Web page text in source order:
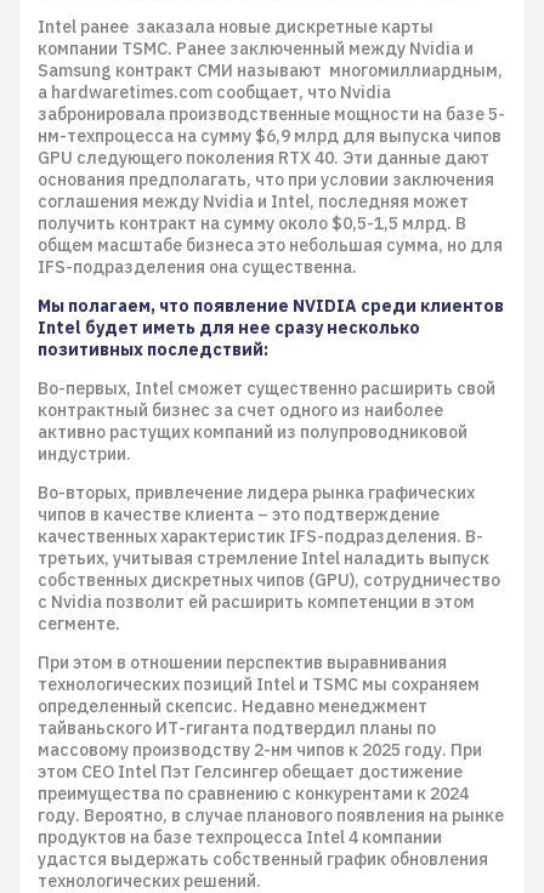
Intel ранее заказала новые дискретные карты
компании TSMC. Ранее заключенный между Nvidia и
Samsung контракт СМИ называют многомиллиардным,
а hardwaretimes.com сообщает, что Nvidia
забронировала производственные мощности на базе 5-
нм-техпроцесса на сумму $6,9 млрд для выпуска чипов
GPU следующего поколения RTX 40. Эти данные дают
основания предполагать, что при условии заключения
соглашения между Nvidia и Intel, последняя может
получить контракт на сумму около $0,5-1,5 млрд. В
общем масштабе бизнеса это небольшая сумма, но для
IFS-подразделения она существенна.
Мы полагаем, что появление NVIDIA среди клиентов
Intel будет иметь для нее сразу несколько
позитивных последствий:
Во-первых, Intel сможет существенно расширить свой
контрактный бизнес за счет одного из наиболее
активно растущих компаний из полупроводниковой
индустрии.
Во-вторых, привлечение лидера рынка графических
чипов в качестве клиента – это подтверждение
качественных характеристик IFS-подразделения. В-
третьих, учитывая стремление Intel наладить выпуск
собственных дискретных чипов (GPU), сотрудничество
с Nvidia позволит ей расширить компетенции в этом
сегменте.
При этом в отношении перспектив выравнивания
технологических позиций Intel и TSMC мы сохраняем
определенный скепсис. Недавно менеджмент
тайваньского ИТ-гиганта подтвердил планы по
массовому производству 2-нм чипов к 2025 году. При
этом СЕО Intel Пэт Гелсингер обещает достижение
преимущества по сравнению с конкурентами к 2024
году. Вероятно, в случае планового появления на рынке
продуктов на базе техпроцесса Intel 4 компании
удастся выдержать собственный график обновления
технологических решений.